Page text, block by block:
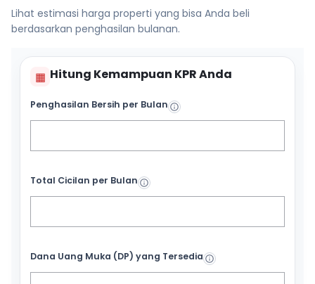
Lihat estimasi harga properti yang bisa Anda beli
berdasarkan penghasilan bulanan.
▦ Hitung Kemampuan KPR Anda
Penghasilan Bersih per Bulan
Total Cicilan per Bulan
Dana Uang Muka (DP) yang Tersedia